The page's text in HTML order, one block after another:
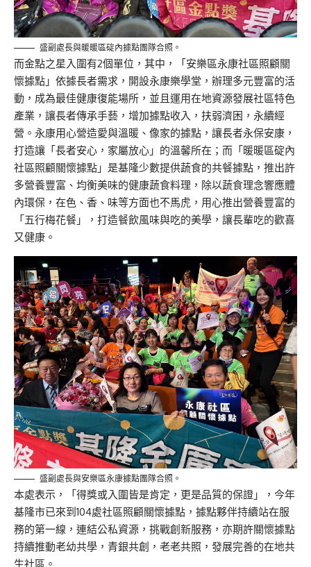
盛副處長與暖暖區碇內據點團隊合照。
而金點之星入圍有2個單位，其中，「安樂區永康社區照顧關
懷據點」依據長者需求，開設永康樂學堂，辦理多元豐富的活
動，成為最佳健康復能場所，並且運用在地資源發展社區特色
產業，讓長者傳承手藝，增加據點收入，扶弱濟困，永續經
營。永康用心營造愛與溫暖、像家的據點，讓長者永保安康，
打造讓「長者安心，家屬放心」的溫馨所在；而「暖暖區碇內
社區照顧關懷據點」是基隆少數提供蔬食的共餐據點，推出許
多營養豐富、均衡美味的健康蔬食料理，除以蔬食理念響應體
內環保，在色、香、味等方面也不馬虎，用心推出營養豐富的
「五行梅花餐」，打造餐飲風味與吃的美學，讓長輩吃的歡喜
又健康。
盛副處長與安樂區永康據點團隊合照。
本處表示，「得獎或入圍皆是肯定，更是品質的保證」，今年
基隆市已來到104處社區照顧關懷據點，據點夥伴持續站在服
務的第一線，連結公私資源，挑戰創新服務，亦期許關懷據點
持續推動老幼共學，青銀共創，老老共照，發展完善的在地共
生社區。